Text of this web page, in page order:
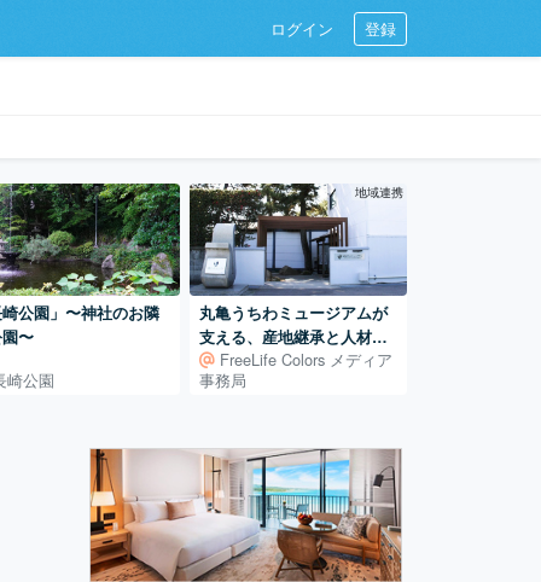
ログイン 登録
崎公園」〜神社のお隣
〜
崎公園
地域連携
丸亀うちわミュージアムが
支える、産地継承と人材育
成 ― 400年続く地場産業
を、次の世代へ
FreeLife Colors メディア
事務局